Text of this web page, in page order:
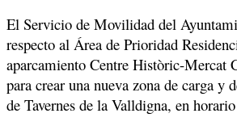
El Servicio de Movilidad del
respecto al Área de Prioridad
aparcamiento Centre Històric-Mercat
para crear una nueva zona de carga
de Tavernes de la Valldigna, en